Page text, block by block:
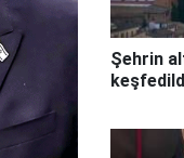
Şehrin